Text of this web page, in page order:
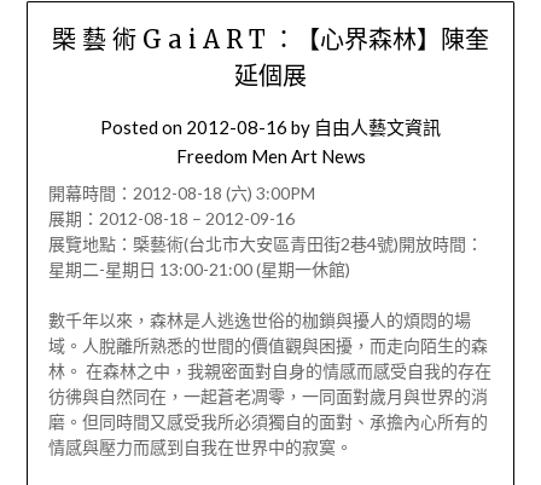
㮣 藝 術 G a i A R T ：【心界森林】陳奎
延個展
Posted on 2012-08-16 by 自由人藝文資訊
Freedom Men Art News
開幕時間：2012-08-18 (六) 3:00PM
展期：2012-08-18 – 2012-09-16
展覽地點：㮣藝術(台北市大安區青田街2巷4號)開放時間：
星期二-星期日 13:00-21:00 (星期一休館)
數千年以來，森林是人逃逸世俗的枷鎖與擾人的煩悶的場
域。人脫離所熟悉的世間的價值觀與困擾，而走向陌生的森
林。 在森林之中，我親密面對自身的情感而感受自我的存在
彷彿與自然同在，一起蒼老凋零，一同面對歲月與世界的消
磨。但同時間又感受我所必須獨自的面對、承擔內心所有的
情感與壓力而感到自我在世界中的寂寞。